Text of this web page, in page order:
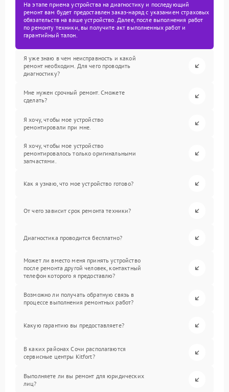
На этапе приема устройства на диагностику и последующий
ремонт вам будет предоставлен заказ-наряд с указанием страховых
обязательств на ваше устройство. Далее, после выполнения работ
по ремонту техники, вы получите акт выполненных работ и
гарантийный талон.
Я уже знаю в чем неисправность и какой
ремонт необходим. Для чего проводить
диагностику?
Мне нужен срочный ремонт. Сможете
сделать?
Я хочу, чтобы мое устройство
ремонтировали при мне.
Я хочу, чтобы мое устройство
ремонтировалось только оригинальными
запчастями.
Как я узнаю, что мое устройство готово?
От чего зависит срок ремонта техники?
Диагностика проводится бесплатно?
Может ли вместо меня принять устройство
после ремонта другой человек, контактный
телефон которого я предоставлю?
Возможно ли получать обратную связь в
процессе выполнения ремонтных работ?
Какую гарантию вы предоставляете?
В каких районах Сочи располагаются
сервисные центры Kitfort?
Выполняете ли вы ремонт для юридических
лиц?